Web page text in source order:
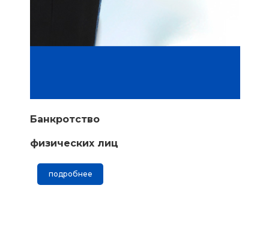
Банкротство
физических лиц
подробнее